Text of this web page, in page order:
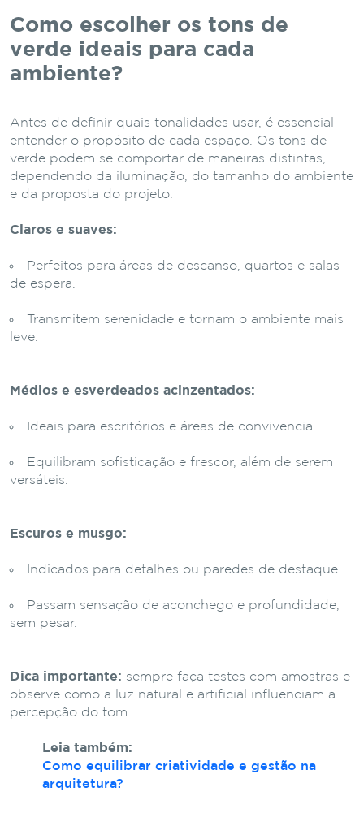
Como escolher os tons de
verde ideais para cada
ambiente?
Antes de definir quais tonalidades usar, é essencial
entender o propósito de cada espaço. Os tons de
verde podem se comportar de maneiras distintas,
dependendo da iluminação, do tamanho do ambiente
e da proposta do projeto.
Claros e suaves:
Perfeitos para áreas de descanso, quartos e salas
de espera.
Transmitem serenidade e tornam o ambiente mais
leve.
Médios e esverdeados acinzentados:
Ideais para escritórios e áreas de convivência.
Equilibram sofisticação e frescor, além de serem
versáteis.
Escuros e musgo:
Indicados para detalhes ou paredes de destaque.
Passam sensação de aconchego e profundidade,
sem pesar.
Dica importante: sempre faça testes com amostras e
observe como a luz natural e artificial influenciam a
percepção do tom.
Leia também:
Como equilibrar criatividade e gestão na
arquitetura?